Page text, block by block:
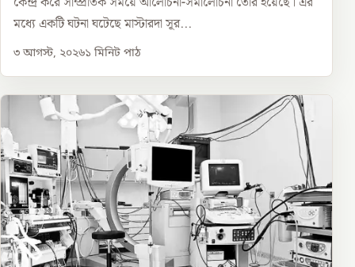
মধ্যে একটি ঘটনা ঘটেছে মাস্টারদা সূর...
৩ আগস্ট, ২০২৬১ মিনিট পাঠ